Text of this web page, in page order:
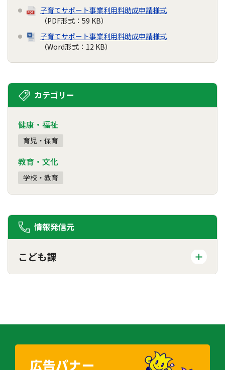
子育てサポート事業利用料助成申請様式
（PDF形式：59 KB）
子育てサポート事業利用料助成申請様式
（Word形式：12 KB）
カテゴリー
健康・福祉
育児・保育
教育・文化
学校・教育
情報発信元
こども課